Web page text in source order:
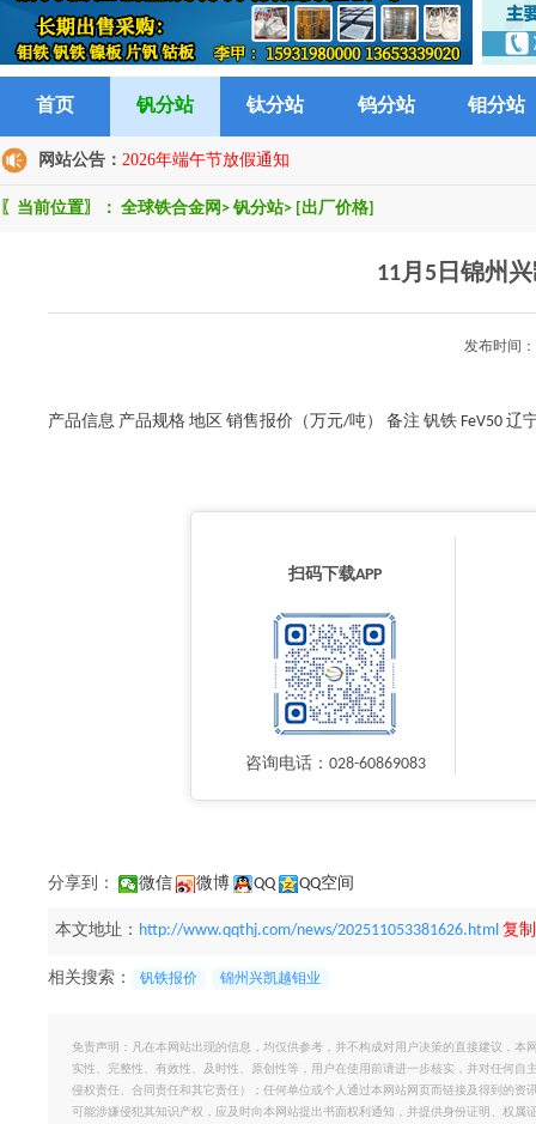
首页 钒分站 钛分站 钨分站 钼分站
网站公告： 2026年端午节放假通知
〖当前位置〗： 全球铁合金网 > 钒分站> [出厂价格]
11月5日锦州
发布时间
产品信息 产品规格 地区 销售报价（万元/吨） 备注 钒铁 FeV50 辽
扫码下载APP
咨询电话：028-60869083
分享到： 微信 微博 QQ QQ空间
本文地址： http://www.qqthj.com/news/202511053381626.html 复
相关搜索： 钒铁报价 锦州兴凯越钼业
免责声明：凡在本网站出现的信息，均仅供参考，并不构成对用户决策的直接建议，
实性、完整性、有效性、及时性、原创性等，用户在使用前请进一步核实，并对任何
侵权责任、合同责任和其它责任）；任何单位或个人通过本网站网页而链接及得到的
可能涉嫌侵犯其知识产权，应及时向本网站提出书面权利通知，并提供身份证明、权